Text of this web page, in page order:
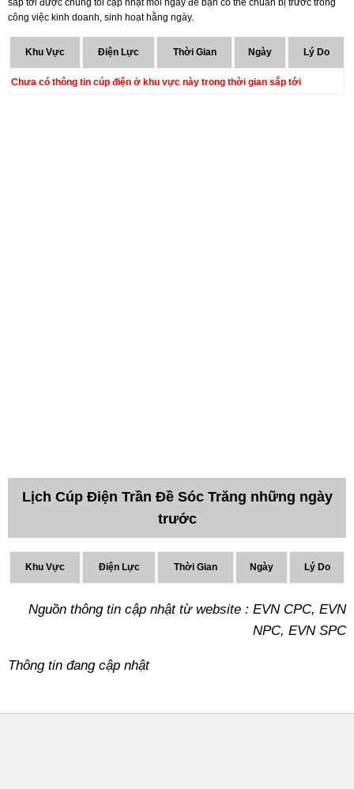
sắp tới được chúng tôi cập nhật mỗi ngày để bạn có thể chuẩn bị trước trong
công việc kinh doanh, sinh hoạt hằng ngày.
Khu Vực Điện Lực Thời Gian Ngày Lý Do
Chưa có thông tin cúp điện ở khu vực này trong thời gian sắp tới
Lịch Cúp Điện Trần Đề Sóc Trăng những ngày
trước
Khu Vực Điện Lực Thời Gian Ngày Lý Do
Nguồn thông tin cập nhật từ website : EVN CPC, EVN
NPC, EVN SPC
Thông tin đang cập nhật